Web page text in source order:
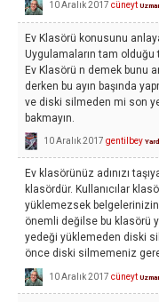
10 Aralık 2017 cüneyt
Ev Klasörü konusunu
Uygulamaların tam olduğu
Ev Klasörü n demek bunu
derken bu ayın başında
ve diski silmeden mi son
bakmayın.
10 Aralık 2017 gentilbey
Ev klasörünüz adınızı
klasördür. Kullanıcılar
yüklemezsek
önemli değilse bu klasörü
yedeği yüklemeden diski
önce diski silmemeniz
10 Aralık 2017 cüneyt